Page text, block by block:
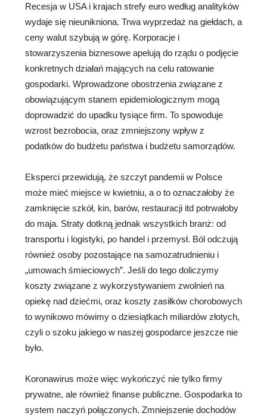
Recesja w USA i krajach strefy euro według analityków
wydaje się nieunikniona. Trwa wyprzedaż na giełdach, a
ceny walut szybują w górę. Korporacje i
stowarzyszenia biznesowe apelują do rządu o podjęcie
konkretnych działań mających na celu ratowanie
gospodarki. Wprowadzone obostrzenia związane z
obowiązującym stanem epidemiologicznym mogą
doprowadzić do upadku tysiące firm. To spowoduje
wzrost bezrobocia, oraz zmniejszony wpływ z
podatków do budżetu państwa i budżetu samorządów.
Eksperci przewidują, że szczyt pandemii w Polsce
może mieć miejsce w kwietniu, a o to oznaczałoby że
zamknięcie szkół, kin, barów, restauracji itd potrwałoby
do maja. Straty dotkną jednak wszystkich branż: od
transportu i logistyki, po handel i przemysł. Ból odczują
również osoby pozostające na samozatrudnieniu i
„umowach śmieciowych”. Jeśli do tego doliczymy
koszty związane z wykorzystywaniem zwolnień na
opiekę nad dziećmi, oraz koszty zasiłków chorobowych
to wynikowo mówimy o dziesiątkach miliardów złotych,
czyli o szoku jakiego w naszej gospodarce jeszcze nie
było.
Koronawirus może więc wykończyć nie tylko firmy
prywatne, ale również finanse publiczne. Gospodarka to
system naczyń połączonych. Zmniejszenie dochodów